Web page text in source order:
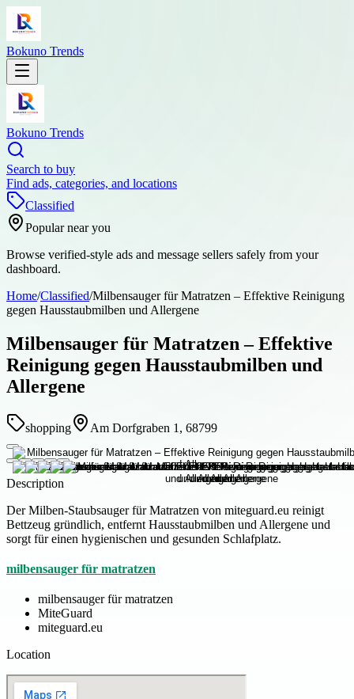
Bokuno Trends
Bokuno Trends
Search to buy
Find ads, categories, and locations
Classified
Popular near you
Browse verified-style ads and message sellers safely from your
dashboard.
Home/Classified/Milbensauger für Matratzen – Effektive Reinigung
gegen Hausstaubmilben und Allergene
Milbensauger für Matratzen – Effektive
Reinigung gegen Hausstaubmilben und
Allergene
shopping Am Dorfgraben 1, 68799
Description
Der Milben-Staubsauger für Matratzen von miteguard.eu reinigt
Bettzeug gründlich, entfernt Hausstaubmilben und Allergene und
sorgt für einen hygienischen und gesunden Schlafplatz.
milbensauger für matratzen
milbensauger für matratzen
MiteGuard
miteguard.eu
Location